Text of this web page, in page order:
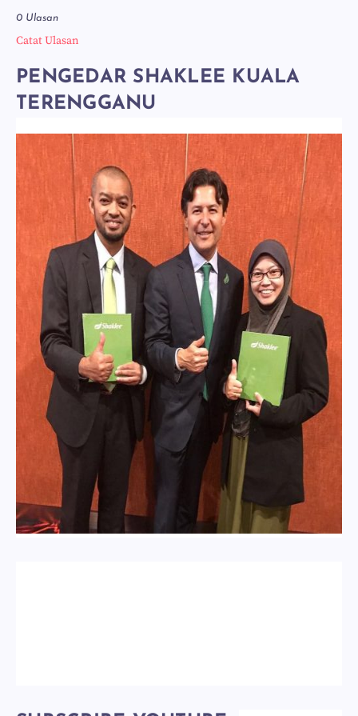
0 Ulasan
Catat Ulasan
PENGEDAR SHAKLEE KUALA
TERENGGANU